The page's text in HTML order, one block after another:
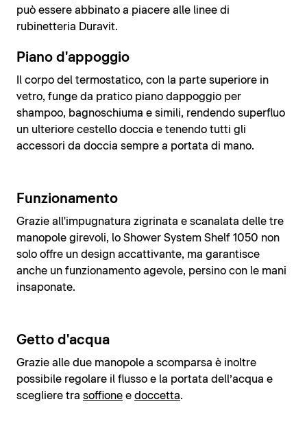
può essere abbinato a piacere alle linee di
rubinetteria Duravit.
Piano d'appoggio
Il corpo del termostatico, con la parte superiore in
vetro, funge da pratico piano dappoggio per
shampoo, bagnoschiuma e simili, rendendo superfluo
un ulteriore cestello doccia e tenendo tutti gli
accessori da doccia sempre a portata di mano.
Funzionamento
Grazie all'impugnatura zigrinata e scanalata delle tre
manopole girevoli, lo Shower System Shelf 1050 non
solo offre un design accattivante, ma garantisce
anche un funzionamento agevole, persino con le mani
insaponate.
Getto d'acqua
Grazie alle due manopole a scomparsa è inoltre
possibile regolare il flusso e la portata dell’acqua e
scegliere tra soffione e doccetta.